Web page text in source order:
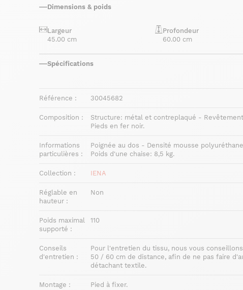
Dimensions & poids
Largeur
45.00 cm
Profondeur
60.00 cm
Spécifications
Référence : 30045682
Composition :
Structure: métal et contreplaqué -
Pieds en fer noir.
Informations
particulières :
Poignée au dos - Densité mousse
Poids d'une chaise: 8,5 kg.
Collection : IENA
Réglable en
hauteur :
Non
Poids maximal
supporté :
110
Conseils
d'entretien :
Pour l'entretien du tissu, nous vous
50 / 60 cm de distance, afin de ne pas faire
détachant textile.
Montage : Pied à fixer.